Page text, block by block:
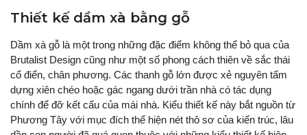
Thiết kế dầm xà bằng gỗ
Dầm xà gỗ là một trong những đặc điểm không thể bỏ qua của
Brutalist Design cũng như một số phong cách thiên về sắc thái
cổ điển, chân phương. Các thanh gỗ lớn được xẻ nguyên tấm
dựng xiên chéo hoặc gác ngang dưới trần nhà có tác dụng
chính để đỡ kết cấu của mái nhà. Kiểu thiết kế này bắt nguồn từ
Phương Tây với mục đích thể hiện nét thô sơ của kiến trúc, lâu